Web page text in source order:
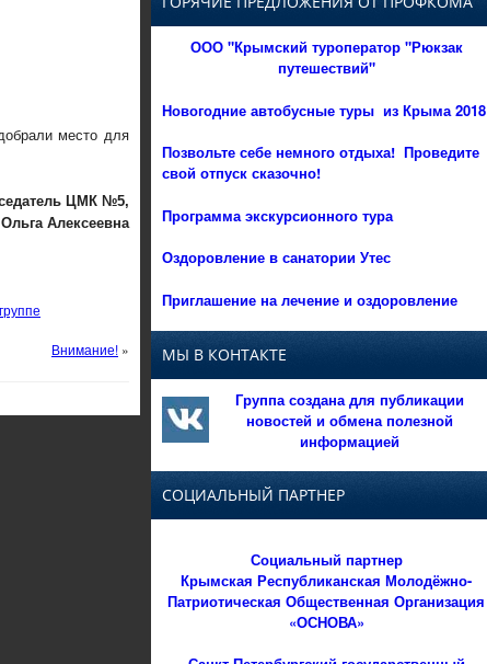
место для
ЦМК №5,
Алексеевна
Внимание! »
ООО "Крымский туроператор "Рюкзак
путешествий"
Новогодние автобусные туры из Крыма 2018
Позвольте себе немного отдыха! Проведите
свой отпуск сказочно!
Программа экскурсионного тура
Оздоровление в санатории Утес
Приглашение на лечение и оздоровление
МЫ В КОНТАКТЕ
Группа создана для публикации
новостей и обмена полезной
информацией
СОЦИАЛЬНЫЙ ПАРТНЕР
Социальный партнер
Крымская Республиканская Молодёжно-
Патриотическая Общественная Организация
«ОСНОВА»